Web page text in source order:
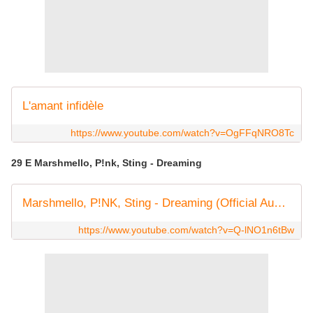
L'amant infidèle
https://www.youtube.com/watch?v=OgFFqNRO8Tc
29 E Marshmello, P!nk, Sting - Dreaming
Marshmello, P!NK, Sting - Dreaming (Official Audio)
https://www.youtube.com/watch?v=Q-lNO1n6tBw